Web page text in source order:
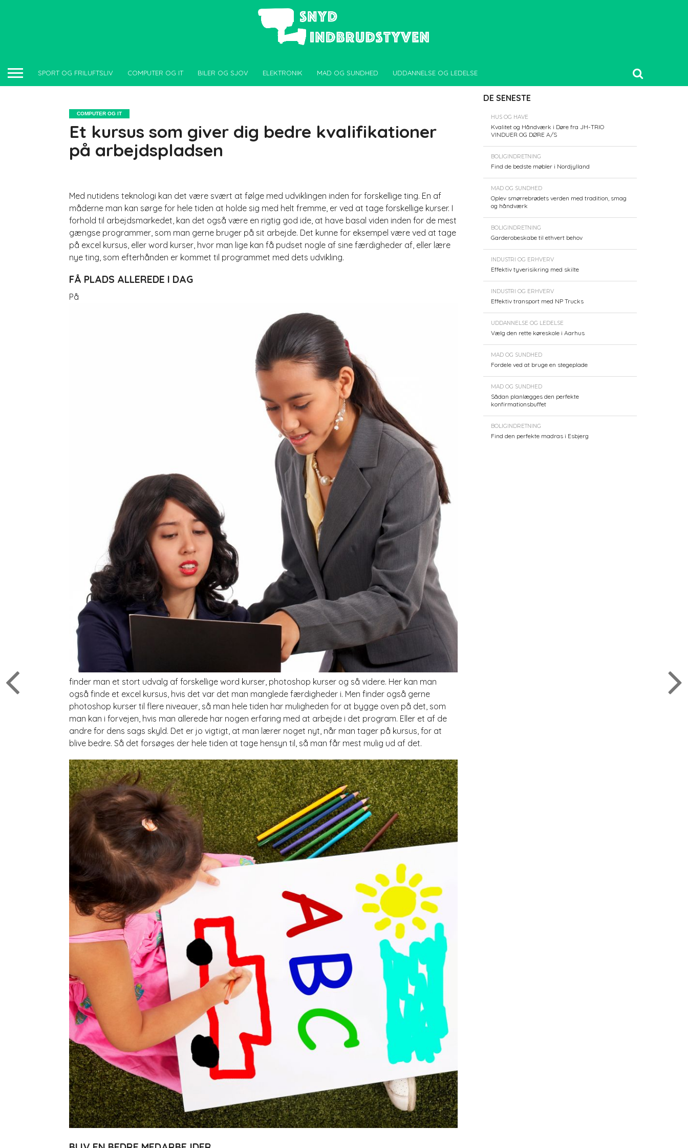
SPORT OG FRILUFTSLIV COMPUTER OG IT BILER OG SJOV ELEKTRONIK MAD OG SUNDHED UDDANNELSE OG LEDELSE
COMPUTER OG IT
Et kursus som giver dig bedre kvalifikationer
på arbejdspladsen
Med nutidens teknologi kan det være svært at følge med udviklingen inden for forskellige ting. En af
måderne man kan sørge for hele tiden at holde sig med helt fremme, er ved at tage forskellige kurser. I
forhold til arbejdsmarkedet, kan det også være en rigtig god ide, at have basal viden inden for de mest
gængse programmer, som man gerne bruger på sit arbejde. Det kunne for eksempel være ved at tage
på excel kursus, eller word kurser, hvor man lige kan få pudset nogle af sine færdigheder af, eller lære
nye ting, som efterhånden er kommet til programmet med dets udvikling.
FÅ PLADS ALLEREDE I DAG
På
finder man et stort udvalg af forskellige word kurser, photoshop kurser og så videre. Her kan man
også finde et excel kursus, hvis det var det man manglede færdigheder i. Men finder også gerne
photoshop kurser til flere niveauer, så man hele tiden har muligheden for at bygge oven på det, som
man kan i forvejen, hvis man allerede har nogen erfaring med at arbejde i det program. Eller et af de
andre for dens sags skyld. Det er jo vigtigt, at man lærer noget nyt, når man tager på kursus, for at
blive bedre. Så det forsøges der hele tiden at tage hensyn til, så man får mest mulig ud af det.
DE SENESTE
HUS OG HAVE
Kvalitet og Håndværk i Døre fra JH-TRIO
VINDUER OG DØRE A/S
BOLIGINDRETNING
Find de bedste møbler i Nordjylland
MAD OG SUNDHED
Oplev smørrebrødets verden med tradition, smag
og håndværk
BOLIGINDRETNING
Garderobeskabe til ethvert behov
INDUSTRI OG ERHVERV
Effektiv tyverisikring med skilte
INDUSTRI OG ERHVERV
Effektiv transport med NP Trucks
UDDANNELSE OG LEDELSE
Vælg den rette køreskole i Aarhus
MAD OG SUNDHED
Fordele ved at bruge en stegeplade
MAD OG SUNDHED
Sådan planlægges den perfekte
konfirmationsbuffet
BOLIGINDRETNING
Find den perfekte madras i Esbjerg